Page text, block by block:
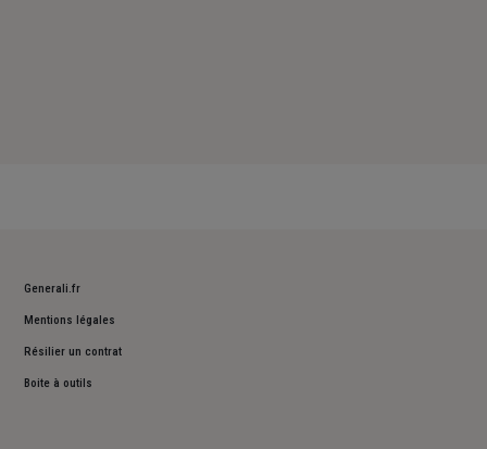
Generali.fr
Mentions légales
Résilier un contrat
Boite à outils